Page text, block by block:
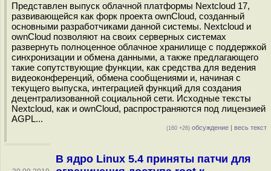
Представлен выпуск облачной платформы Nextcloud 17,
развивающейся как форк проекта ownCloud, созданный
основными разработчиками данной системы. Nextcloud и
ownCloud позволяют на своих серверных системах
развернуть полноценное облачное хранилище с поддержкой
синхронизации и обмена данными, а также предлагающего
такие сопутствующие функции, как средства для ведения
видеоконференций, обмена сообщениями и, начиная с
текущего выпуска, интеграцией функций для создания
децентрализованной социальной сети. Исходные тексты
Nextcloud, как и ownCloud, распространяются под лицензией
AGPL...
(160 +26) обсуждение | весь текст
В ядро Linux 5.4 приняты патчи для